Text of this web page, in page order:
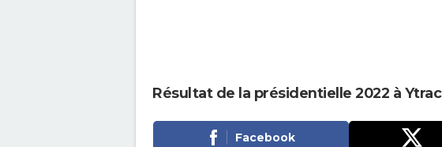
Résultat de la présidentielle 2022 à Ytrac
Facebook